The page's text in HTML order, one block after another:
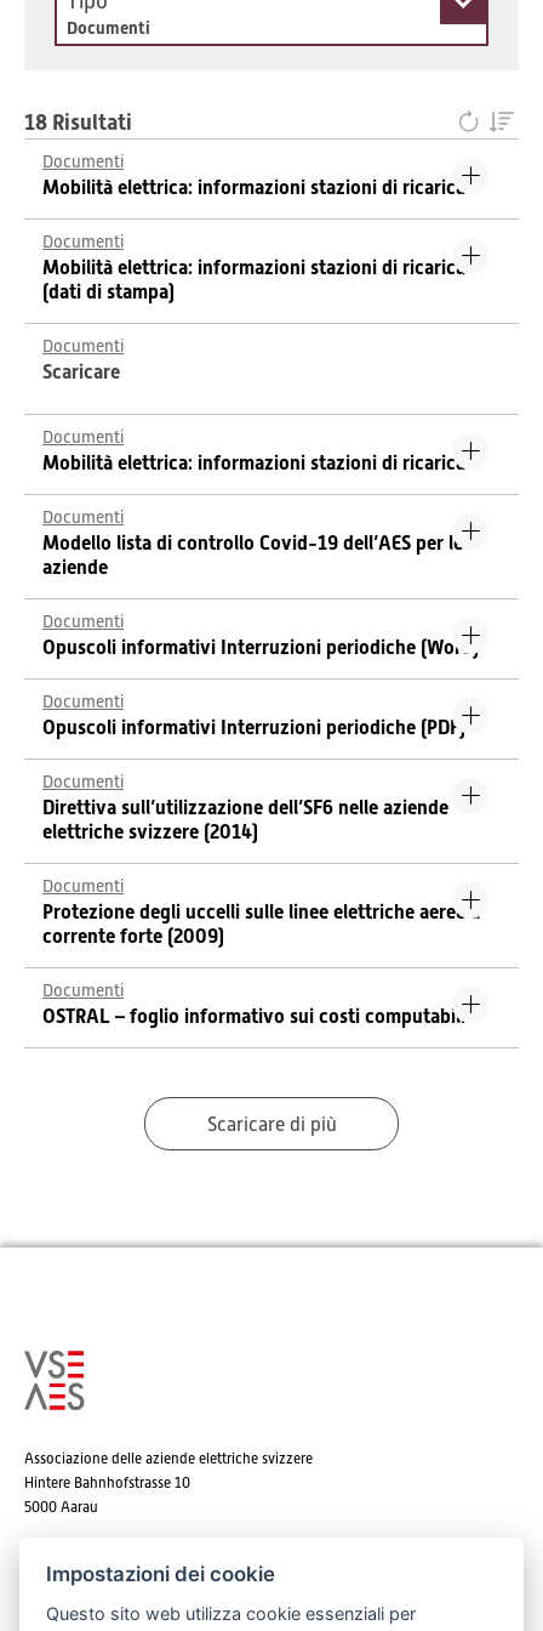
Documenti
18 Risultati
Documenti
Mobilità elettrica: informazioni stazioni di ricarica
Documenti
Mobilità elettrica: informazioni stazioni di ricarica
(dati di stampa)
Documenti
Scaricare
Documenti
Mobilità elettrica: informazioni stazioni di ricarica
Documenti
Modello lista di controllo Covid-19 dell’AES per le
aziende
Documenti
Opuscoli informativi Interruzioni periodiche (Word)
Documenti
Opuscoli informativi Interruzioni periodiche (PDF)
Documenti
Direttiva sull’utilizzazione dell’SF6 nelle aziende
elettriche svizzere (2014)
Documenti
Protezione degli uccelli sulle linee elettriche aeree a
corrente forte (2009)
Documenti
OSTRAL – foglio informativo sui costi computabili
Scaricare di più
Associazione delle aziende elettriche svizzere
Hintere Bahnhofstrasse 10
5000 Aarau
E-mail: info@strom.ch
Impostazioni dei cookie
Questo sito web utilizza cookie essenziali per